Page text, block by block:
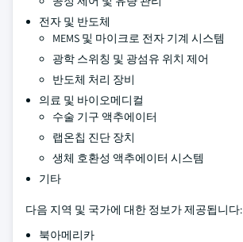
전자 및 반도체
MEMS 및 마이크로 전자 기계 시스템
광학 스위칭 및 광섬유 위치 제어
반도체 처리 장비
의료 및 바이오메디컬
수술 기구 액추에이터
랩온칩 진단 장치
생체 호환성 액추에이터 시스템
기타
다음 지역 및 국가에 대한 정보가 제공됩니다:
북아메리카